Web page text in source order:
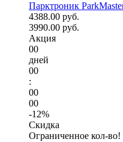
Парктроник
4388.00 руб.
3990.00 руб.
Акция
00
дней
00
:
00
00
-12%
Скидка
Ограниченное кол-во!